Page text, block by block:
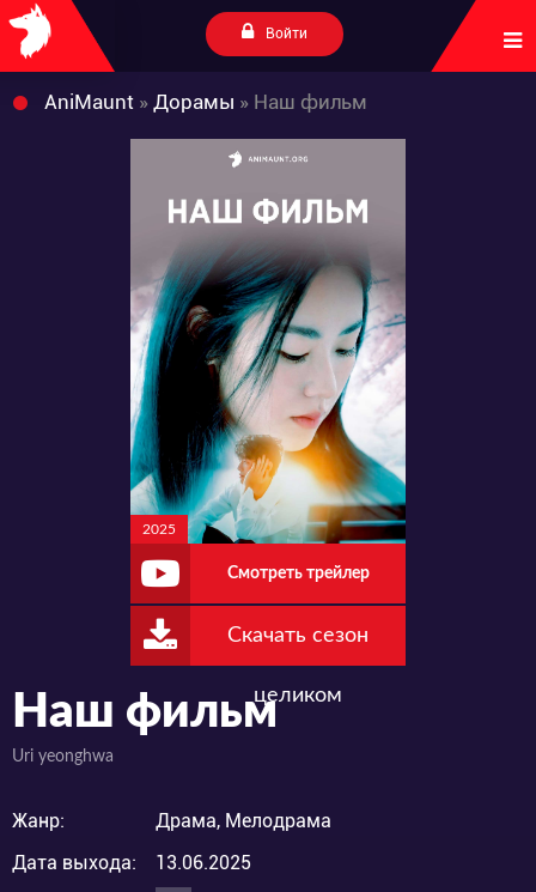
Войти
AniMaunt » Дорамы » Наш фильм
2025
Смотреть трейлер
Скачать сезон
целиком
Наш фильм
Uri yeonghwa
Жанр:
Драма, Мелодрама
Дата выхода:
13.06.2025